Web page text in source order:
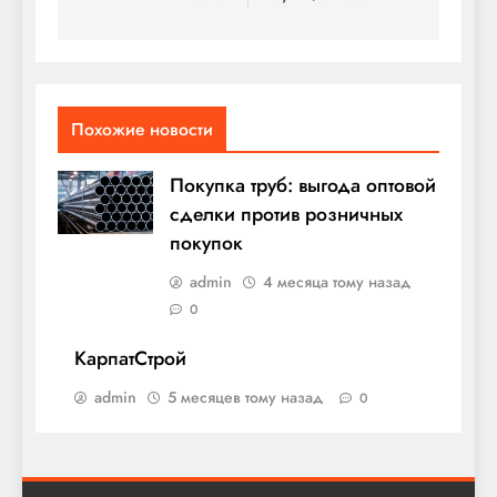
Похожие новости
Покупка труб: выгода оптовой
сделки против розничных
покупок
admin 4 месяца тому назад
0
КарпатСтрой
admin 5 месяцев тому назад 0